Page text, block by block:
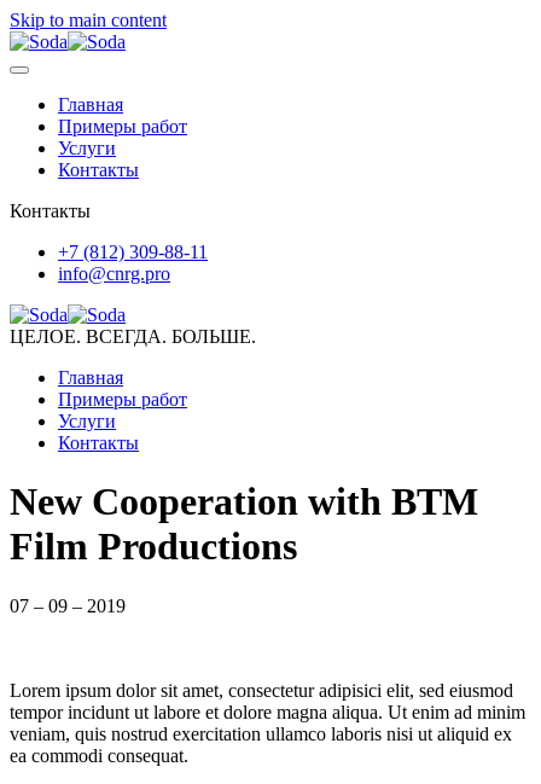
Skip to main content
Главная
Примеры работ
Услуги
Контакты
Контакты
+7 (812) 309-88-11
info@cnrg.pro
ЦЕЛОЕ. ВСЕГДА. БОЛЬШЕ.
Главная
Примеры работ
Услуги
Контакты
New Cooperation with BTM
Film Productions
07 – 09 – 2019
Lorem ipsum dolor sit amet, consectetur adipisici elit, sed eiusmod
tempor incidunt ut labore et dolore magna aliqua. Ut enim ad minim
veniam, quis nostrud exercitation ullamco laboris nisi ut aliquid ex
ea commodi consequat.